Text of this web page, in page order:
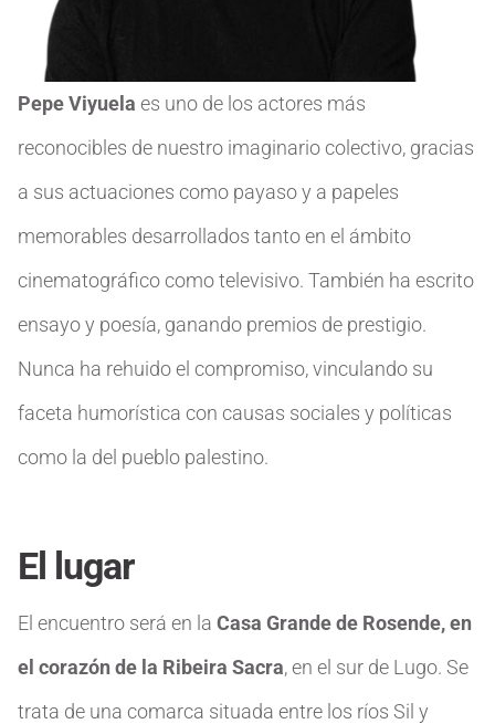
Pepe Viyuela es uno de los actores más
reconocibles de nuestro imaginario colectivo, gracias
a sus actuaciones como payaso y a papeles
memorables desarrollados tanto en el ámbito
cinematográfico como televisivo. También ha escrito
ensayo y poesía, ganando premios de prestigio.
Nunca ha rehuido el compromiso, vinculando su
faceta humorística con causas sociales y políticas
como la del pueblo palestino.
El ugar
El encuentro será en la Casa Grande de Rosende, en
el corazón de la Ribeira Sacra, en el sur de Lugo. Se
trata de una comarca situada entre los ríos Sil y